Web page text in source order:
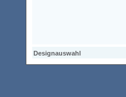
Designauswahl
Designauswahl